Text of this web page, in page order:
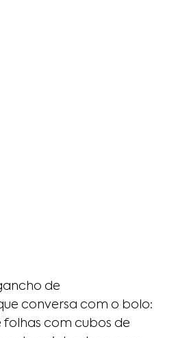
de
conversa com o bolo:
folhas com cubos de